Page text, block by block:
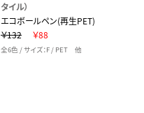
タイル）
エコボールペン(再生PET)
￥132
￥88
全6色 / サイズ：F / PET 他